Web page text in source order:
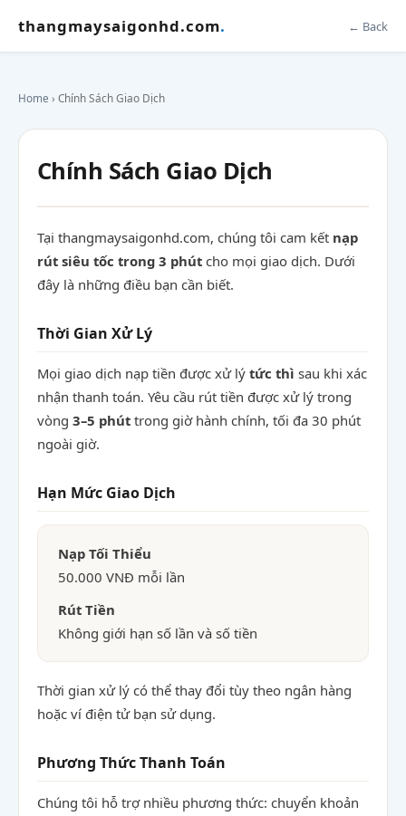
thangmaysaigonhd.com. ← Back
Home › Chính Sách Giao Dịch
Chính Sách Giao Dịch
Tại thangmaysaigonhd.com, chúng tôi cam kết nạp
rút siêu tốc trong 3 phút cho mọi giao dịch. Dưới
đây là những điều bạn cần biết.
Thời Gian Xử Lý
Mọi giao dịch nạp tiền được xử lý tức thì sau khi xác
nhận thanh toán. Yêu cầu rút tiền được xử lý trong
vòng 3–5 phút trong giờ hành chính, tối đa 30 phút
ngoài giờ.
Hạn Mức Giao Dịch
Nạp Tối Thiểu
50.000 VNĐ mỗi lần
Rút Tiền
Không giới hạn số lần và số tiền
Thời gian xử lý có thể thay đổi tùy theo ngân hàng
hoặc ví điện tử bạn sử dụng.
Phương Thức Thanh Toán
Chúng tôi hỗ trợ nhiều phương thức: chuyển khoản